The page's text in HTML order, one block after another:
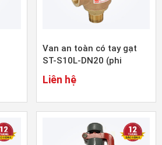
Van an toàn có tay gạt
ST-S10L-DN20 (phi
27mm)
Liên hệ